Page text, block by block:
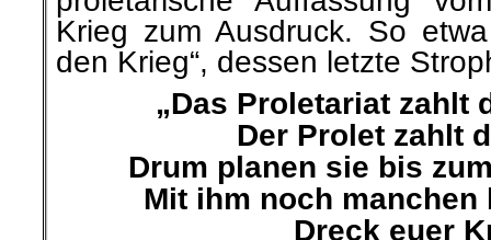
Krieg zum Ausdruck. So
den Krieg“, dessen letzte
„Das Proletariat zahlt
Der Prolet zahlt
Drum planen sie bis
Mit ihm noch
Dreck euer